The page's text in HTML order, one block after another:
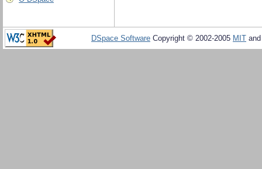
DSpace Software Copyright © 2002-2005 MIT